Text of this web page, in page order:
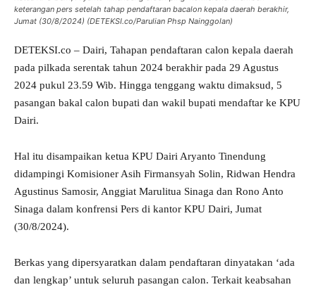
keterangan pers setelah tahap pendaftaran bacalon kepala daerah berakhir,
Jumat (30/8/2024) (DETEKSI.co/Parulian Phsp Nainggolan)
DETEKSI.co – Dairi, Tahapan pendaftaran calon kepala daerah
pada pilkada serentak tahun 2024 berakhir pada 29 Agustus
2024 pukul 23.59 Wib. Hingga tenggang waktu dimaksud, 5
pasangan bakal calon bupati dan wakil bupati mendaftar ke KPU
Dairi.
Hal itu disampaikan ketua KPU Dairi Aryanto Tinendung
didampingi Komisioner Asih Firmansyah Solin, Ridwan Hendra
Agustinus Samosir, Anggiat Marulitua Sinaga dan Rono Anto
Sinaga dalam konfrensi Pers di kantor KPU Dairi, Jumat
(30/8/2024).
Berkas yang dipersyaratkan dalam pendaftaran dinyatakan ‘ada
dan lengkap’ untuk seluruh pasangan calon. Terkait keabsahan